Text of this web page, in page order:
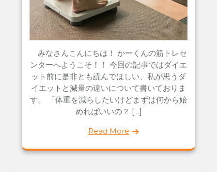
みなさんこんにちは！ かーくんの筋トレセ
ンターへようこそ！！ 今回の記事ではダイエ
ット前に是非とも読んでほしい、私が思うダ
イエットと減量の違いについて書いておりま
す。 「体重を減らしたいけどまずは何から始
めればいいの？ […]
Read More